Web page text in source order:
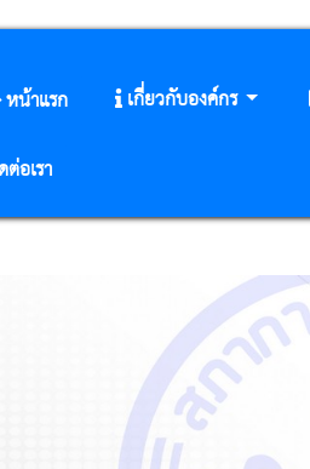
หน้าแรก เกี่ยวกับองค์กร
อเรา